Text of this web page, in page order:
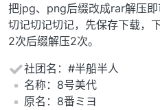
把jpg、png后缀改成rar解压即
切记切记切记，先保存下载，
2次后缀解压2次。
社团名：#半船半人
️名称：8号美代
️原名：8番ミヨ